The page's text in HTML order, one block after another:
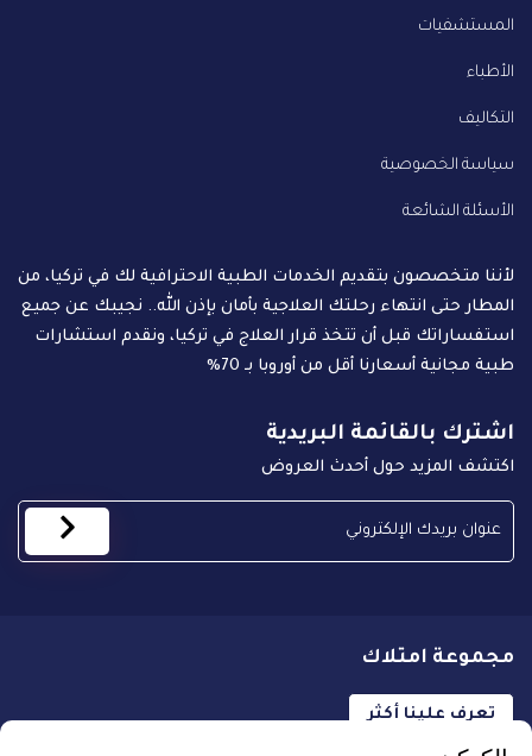
المستشفيات
الأطباء
التكاليف
سياسة الخصوصية
الأسئلة الشائعة
لأننا متخصصون بتقديم الخدمات الطبية الاحترافية لك في تركيا، من
المطار حتى انتهاء رحلتك العلاجية بأمان بإذن الله.. نجيبك عن جميع
استفساراتك قبل أن تتخذ قرار العلاج في تركيا، ونقدم استشارات
طبية مجانية أسعارنا أقل من أوروبا بـ 70%
اشترك بالقائمة البريدية
اكتشف المزيد حول أحدث العروض
مجموعة امتلاك
تعرف علينا أكثر